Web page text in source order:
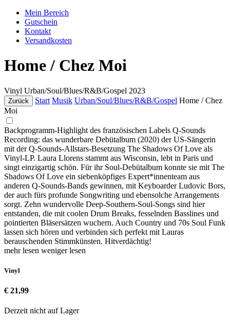
Mein Bereich
Gutschein
Kontakt
Versandkosten
Home / Chez Moi
Vinyl Urban/Soul/Blues/R&B/Gospel 2023
Zurück Start Musik Urban/Soul/Blues/R&B/Gospel Home / Chez
Moi
Backprogramm-Highlight des französischen Labels Q-Sounds
Recording: das wunderbare Debütalbum (2020) der US-Sängerin
mit der Q-Sounds-Allstars-Besetzung The Shadows Of Love als
Vinyl-LP. Laura Llorens stammt aus Wisconsin, lebt in Paris und
singt einzigartig schön. Für ihr Soul-Debütalbum konnte sie mit The
Shadows Of Love ein siebenköpfiges Expert*innenteam aus
anderen Q-Sounds-Bands gewinnen, mit Keyboarder Ludovic Bors,
der auch fürs profunde Songwriting und ebensolche Arrangements
sorgt. Zehn wundervolle Deep-Southern-Soul-Songs sind hier
entstanden, die mit coolen Drum Breaks, fesselnden Basslines und
pointierten Bläsersätzen wuchern. Auch Country und 70s Soul Funk
lassen sich hören und verbinden sich perfekt mit Lauras
berauschenden Stimmkünsten. Hitverdächtig!
mehr lesen weniger lesen
Vinyl
€ 21,99
Derzeit nicht auf Lager